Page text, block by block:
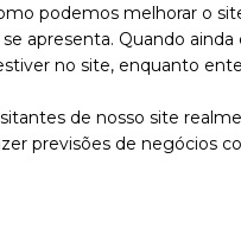
podemos melhorar o
apresenta. Quando
no site, enquanto
de nosso site
previsões de negócios